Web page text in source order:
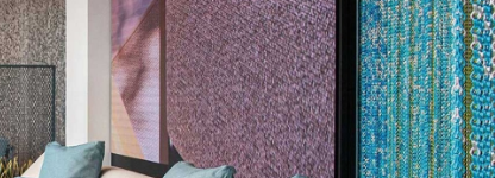
06/07/2026 20/07/2026